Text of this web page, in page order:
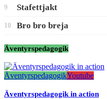
9 Stafettjakt
10 Bro bro breja
Äventyrspedagogik
ÄventyrspedagogikYoutube
Äventyrspedagogik in action